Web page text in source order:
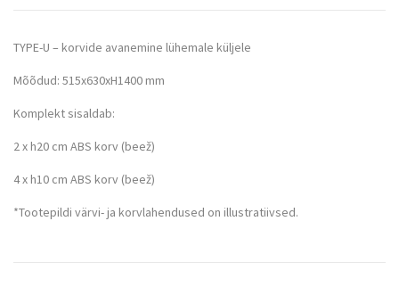
TYPE-U – korvide avanemine lühemale küljele
Mõõdud: 515x630xH1400 mm
Komplekt sisaldab:
2 x h20 cm ABS korv (beež)
4 x h10 cm ABS korv (beež)
*Tootepildi värvi- ja korvlahendused on illustratiivsed.